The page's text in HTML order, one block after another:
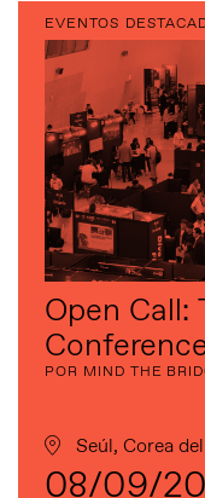
EVENTOS
Open Call:
POR MIND THE
Seúl, Corea
08/09/